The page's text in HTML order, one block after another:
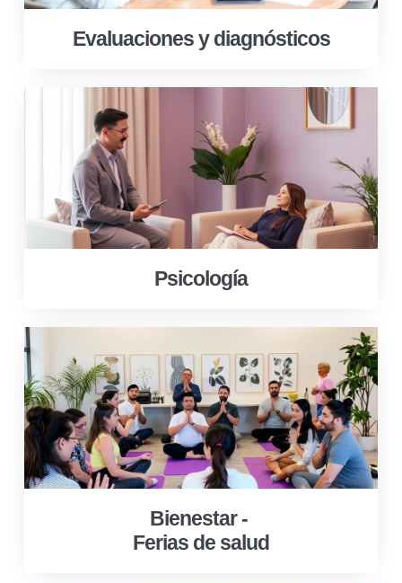
Evaluaciones y diagnósticos
Psicología
Bienestar -
Ferias de salud